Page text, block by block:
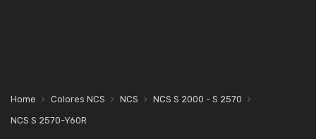
Home Colores NCS NCS
NCS S 2000 - S 2570
NCS S 2570-Y60R